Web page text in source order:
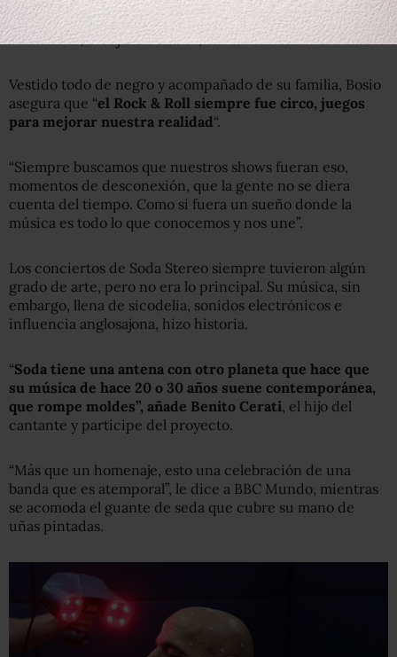
para hacer un show así en nuestros escenarios”, le dice
Zeta Bosio, el bajista de Soda, a BBC Mundo.
Vestido todo de negro y acompañado de su familia, Bosio
asegura que “el Rock & Roll siempre fue circo, juegos
para mejorar nuestra realidad“.
“Siempre buscamos que nuestros shows fueran eso,
momentos de desconexión, que la gente no se diera
cuenta del tiempo. Como si fuera un sueño donde la
música es todo lo que conocemos y nos une”.
Los conciertos de Soda Stereo siempre tuvieron algún
grado de arte, pero no era lo principal. Su música, sin
embargo, llena de sicodelia, sonidos electrónicos e
influencia anglosajona, hizo historia.
“Soda tiene una antena con otro planeta que hace que
su música de hace 20 o 30 años suene contemporánea,
que rompe moldes”, añade Benito Cerati, el hijo del
cantante y partícipe del proyecto.
“Más que un homenaje, esto una celebración de una
banda que es atemporal”, le dice a BBC Mundo, mientras
se acomoda el guante de seda que cubre su mano de
uñas pintadas.